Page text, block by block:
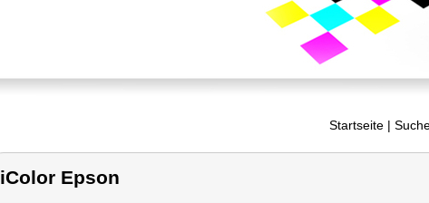
Startseite |
iColor Epson